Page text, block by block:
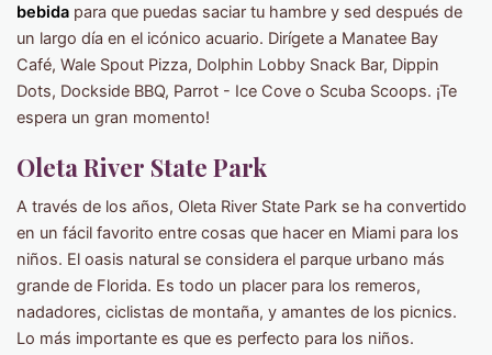
bebida para que puedas saciar tu hambre y sed después de
un largo día en el icónico acuario. Dirígete a Manatee Bay
Café, Wale Spout Pizza, Dolphin Lobby Snack Bar, Dippin
Dots, Dockside BBQ, Parrot - Ice Cove o Scuba Scoops. ¡Te
espera un gran momento!
Oleta River State Park
A través de los años, Oleta River State Park se ha convertido
en un fácil favorito entre cosas que hacer en Miami para los
niños. El oasis natural se considera el parque urbano más
grande de Florida. Es todo un placer para los remeros,
nadadores, ciclistas de montaña, y amantes de los picnics.
Lo más importante es que es perfecto para los niños.